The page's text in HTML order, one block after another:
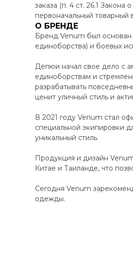
заказа (п. 4 ст. 26.1
первоначальный товарный
О БРЕНДЕ
Бренд Venum был
единоборства) и боевых
Депюи начал свое дело с
единоборствам и
разрабатывать
ценит уличный стиль и
В 2021 году Venum стал
специальной экипировки
уникальный стиль.
Продукция и дизайн
Китае и Таиланде, что
Сегодня Venum
одежды.